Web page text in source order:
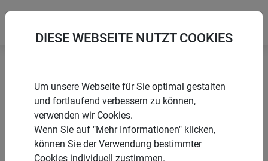
Startseite Netze Jute Ranknetz STRONG
PRODUKTE
DIESE WEBSEITE NUTZT COOKIES
Um unsere Webseite für Sie optimal gestalten
und fortlaufend verbessern zu können,
verwenden wir Cookies.
Wenn Sie auf "Mehr Informationen" klicken,
können Sie der Verwendung bestimmter
Cookies individuell zustimmen.